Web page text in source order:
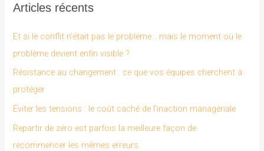
e
h
e
r
:
Articles récents
Et si le conflit n’était pas le problème… mais le moment où le
problème devient enfin visible ?
Résistance au changement : ce que vos équipes cherchent à
protéger
Éviter les tensions : le coût caché de l’inaction managériale
Repartir de zéro est parfois la meilleure façon de
recommencer les mêmes erreurs.